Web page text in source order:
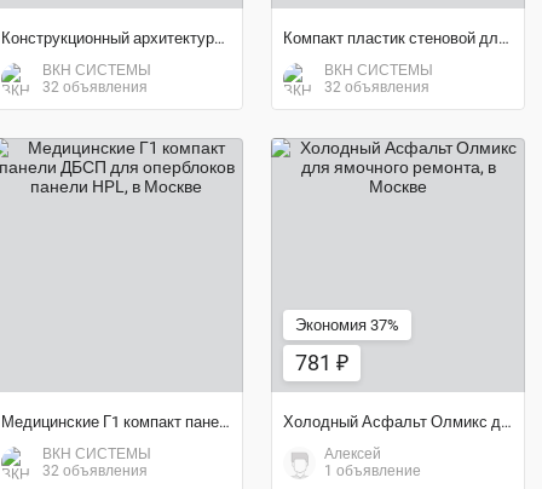
Конструкционный архитектурный фасадный пластик HPL, панели
ВКН СИСТЕМЫ
32 объявления
Компакт пластик стеновой для отделки интерьеров панели HPL
ВКН СИСТЕМЫ
32 объявления
Медицинские Г1 компакт панели ДБСП для оперблоков панели HPL
ВКН СИСТЕМЫ
32 объявления
Экономия 37%
781 ₽
Холодный Асфальт Олмикс для ямочного ремонта
Алексей
1 объявление